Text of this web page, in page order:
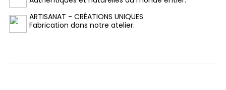
ARTISANAT - CRÉATIONS UNIQUES
Fabrication dans notre atelier.